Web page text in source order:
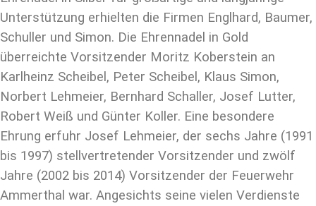
Unterstützung erhielten die Firmen Englhard, Baumer,
Schuller und Simon. Die Ehrennadel in Gold
überreichte Vorsitzender Moritz Koberstein an
Karlheinz Scheibel, Peter Scheibel, Klaus Simon,
Norbert Lehmeier, Bernhard Schaller, Josef Lutter,
Robert Weiß und Günter Koller. Eine besondere
Ehrung erfuhr Josef Lehmeier, der sechs Jahre (1991
bis 1997) stellvertretender Vorsitzender und zwölf
Jahre (2002 bis 2014) Vorsitzender der Feuerwehr
Ammerthal war. Angesichts seine vielen Verdienste